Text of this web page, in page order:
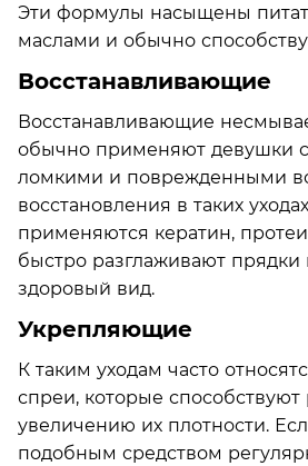
Эти формулы насыщены
маслами и обычно
Восстанавливающие
Восстанавливающие
обычно применяют девушки
ломкими и поврежденными
восстановления в таких
применяются кератин,
быстро разглаживают
здоровый вид.
Укрепляющие
К таким уходам часто
спреи, которые способствуют
увеличению их плотности.
подобным средством